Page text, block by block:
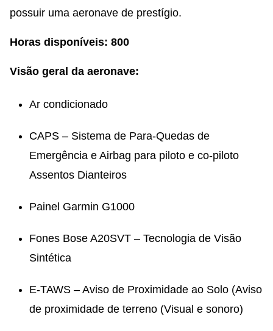
possuir uma aeronave de prestígio.
Horas disponíveis: 800
Visão geral da aeronave:
Ar condicionado
CAPS – Sistema de Para-Quedas de
Emergência e Airbag para piloto e co-piloto
Assentos Dianteiros
Painel Garmin G1000
Fones Bose A20SVT – Tecnologia de Visão
Sintética
E-TAWS – Aviso de Proximidade ao Solo (Aviso
de proximidade de terreno (Visual e sonoro)